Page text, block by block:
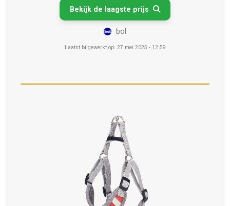
Bekijk de laagste prijs 
bol
Laatst bijgewerkt op: 27 mei 2025 - 12:59